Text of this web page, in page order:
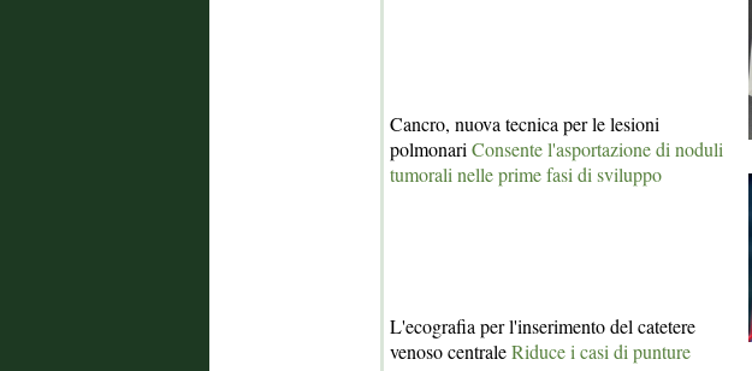
Cancro, nuova tecnica per le lesioni
polmonari Consente l'asportazione di noduli
tumorali nelle prime fasi di sviluppo
L'ecografia per l'inserimento del catetere
venoso centraleRiduce i casi di punture